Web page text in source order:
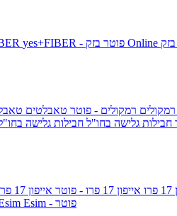
yes+FIBER - פוטר בזק Online
רמקולים רמקולים - פוטר טאבלטים
חבילות גלישה בחו"ל חבילות גלישה
אייפון 17 פרו - פוטר אייפון 17 פרו מקס
Esim - פוטר